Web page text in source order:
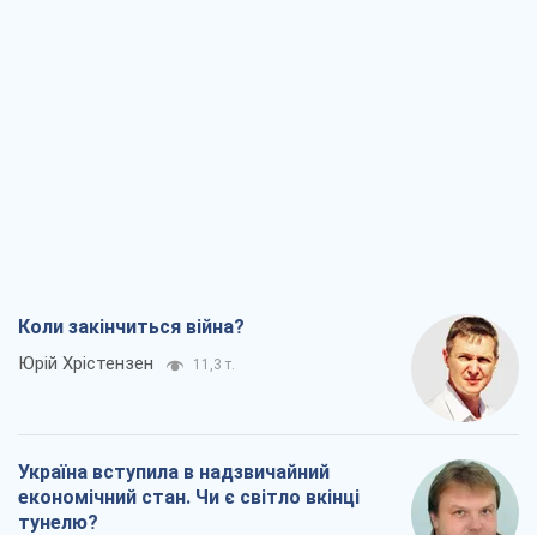
Коли закінчиться війна?
Юрій Хрістензен 11,3 т.
Україна вступила в надзвичайний
економічний стан. Чи є світло вкінці
тунелю?